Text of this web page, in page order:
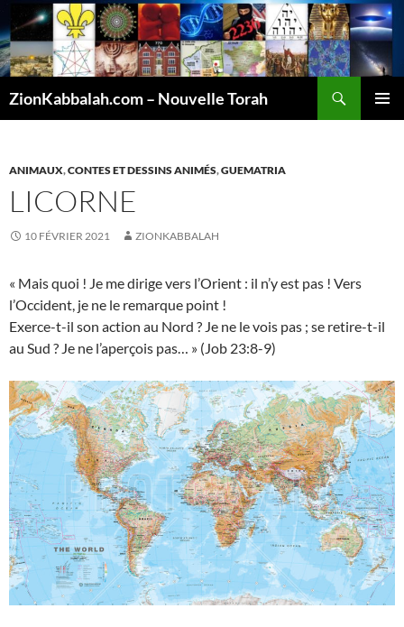
ZionKabbalah.com – Nouvelle Torah
ANIMAUX,CONTES ET DESSINS ANIMÉS,GUEMATRIA
LICORNE
10 FÉVRIER 2021 ZIONKABBALAH
« Mais quoi ! Je me dirige vers l’Orient : il n’y est pas ! Vers
l’Occident, je ne le remarque point !
Exerce-t-il son action au Nord ? Je ne le vois pas ; se retire-t-il
au Sud ? Je ne l’aperçois pas… » (Job 23:8-9)